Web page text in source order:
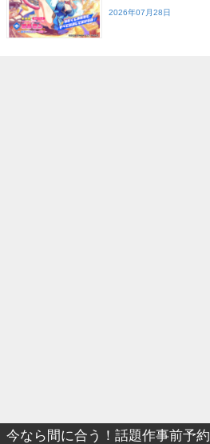
2026年07月28日
今なら間に合う！話題作事前予約